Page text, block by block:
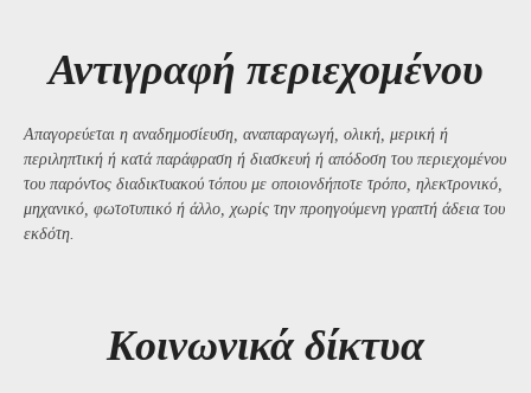
Αντιγραφή περιεχομένου
Απαγορεύεται η αναδημοσίευση, αναπαραγωγή, ολική, μερική ή
περιληπτική ή κατά παράφραση ή διασκευή ή απόδοση του περιεχομένου
του παρόντος διαδικτυακού τόπου με οποιονδήποτε τρόπο, ηλεκτρονικό,
μηχανικό, φωτοτυπικό ή άλλο, χωρίς την προηγούμενη γραπτή άδεια του
εκδότη.
Kοινωνικά δίκτυα